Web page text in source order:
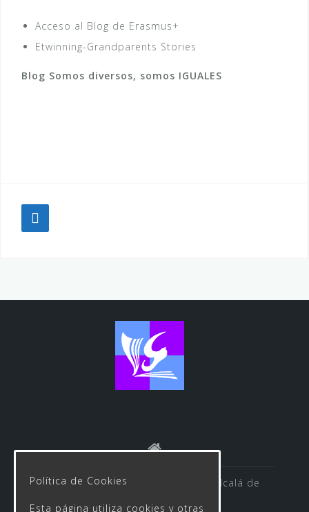
Acceso al Blog de Erasmus+
Etwinning-Grandparents Stories
Blog Somos diversos, somos IGUALES
Avenida de las Rosas s/n 41500 Alcalá de
Política de Cookies
Esta página utiliza cookies y otras